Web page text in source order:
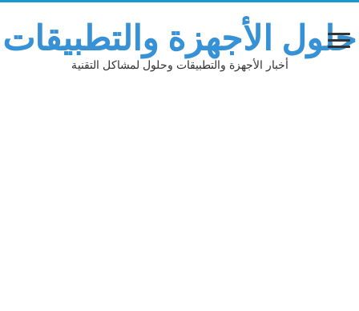
الأجهزة والتطبيقات
أخبار الأجهزة والتطبيقات وحلول لمشاكل التقنية